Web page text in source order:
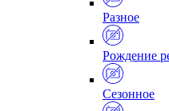
Разное
Рождение
Сезонное